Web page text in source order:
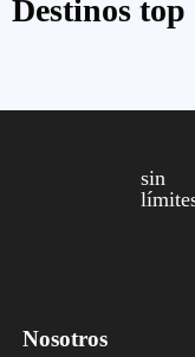
Destinos top
sin
Nosotros